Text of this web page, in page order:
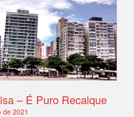
– É Puro Recalque
de 2021